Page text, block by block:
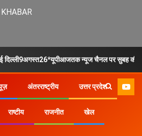
दिल्ली9अगस्त26*यूपीआजतक न्यूज चैनल पर सुबह की
अंतरराष्ट्रीय उत्तर प्रदेश
राष्टीय राजनीत खेल